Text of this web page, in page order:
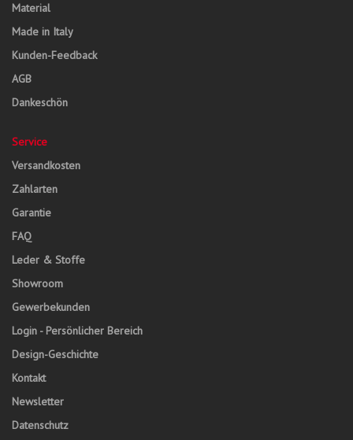
Material
Made in Italy
Kunden-Feedback
AGB
Dankeschön
Service
Versandkosten
Zahlarten
Garantie
FAQ
Leder & Stoffe
Showroom
Gewerbekunden
Login - Persönlicher Bereich
Design-Geschichte
Kontakt
Newsletter
Datenschutz